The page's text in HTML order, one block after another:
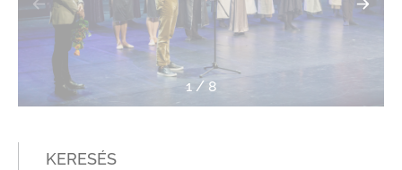
1/ 8
KERESÉS